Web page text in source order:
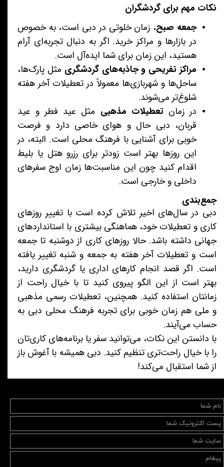
نکات مهم برای گردشگران
جمعه صبح، زمان خلوتی در دبی است، به خصوص
در بازارها و مراکز خرید. اگر به دنبال تجربه‌ای آرام
هستید، این زمان برای شما ایده‌آل است.
مراکز تفریحی و جاذبه‌های گردشگری مثل پارک‌ها،
ساحل‌ها و شهربازی‌ها معمولاً در تعطیلات آخر هفته
شلوغ‌تر می‌شوند.
در زمانتعطیلات مذهبی مثل عید فطر و عید
قربان، دبی حال و هوای خاصی دارد و فرصت
خوبی برای آشنایی با فرهنگ محلی است. البته، در
این روزها بهتر است زودتر برای رزرو هتل یا بلیط
اقدام کنید چون این مناسبت‌ها زمان اوج سفرهای
داخلی و خارجی است.
جمع‌بندی
دبی در سال‌های اخیر تلاش کرده است با تغییر روزهای
کاری و تعطیلات خود، هماهنگی بیشتری با استانداردهای
جهانی داشته باشد. حالا روزهای کاری از دوشنبه تا جمعه
است و تعطیلات آخر هفته به جمعه و شنبه تغییر یافته
است. اگر قصد انجام کارهای اداری یا گردشگری دارید،
بهتر است از این الگو پیروی کنید تا با خیال راحت از
زمانتان استفاده کنید. همچنین، تعطیلات رسمی مذهبی
و ملی هم زمان خوبی برای تجربه فرهنگ محلی دبی به
حساب می‌آیند.
با دانستن این نکات، می‌توانید سفر یا برنامه‌های کاری‌تان
را با خیال راحت‌تری تنظیم کنید. دبی همیشه با آغوش باز
از شما استقبال می‌کند!